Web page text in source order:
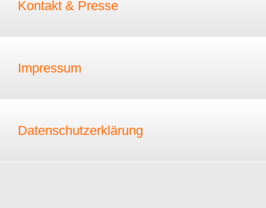
Kontakt & Presse
Impressum
Datenschutzerklärung